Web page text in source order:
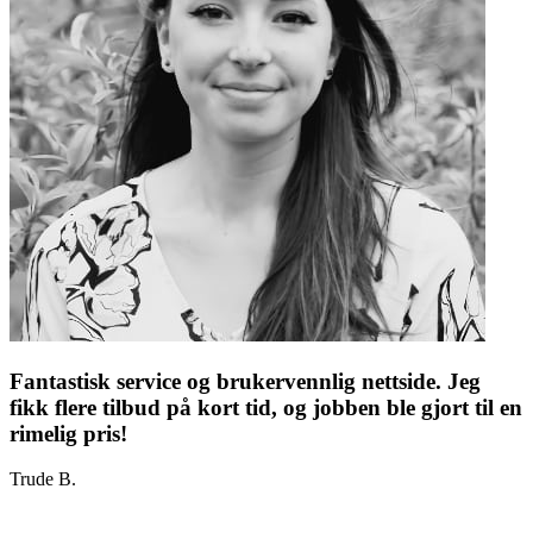
Fantastisk service og brukervennlig nettside. Jeg
fikk flere tilbud på kort tid, og jobben ble gjort til en
rimelig pris!
Trude B.